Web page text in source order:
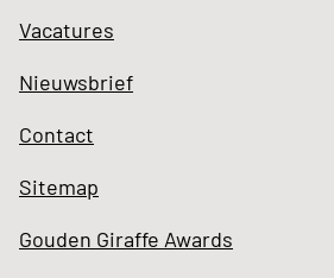
Vacatures
Nieuwsbrief
Contact
Sitemap
Gouden Giraffe Awards